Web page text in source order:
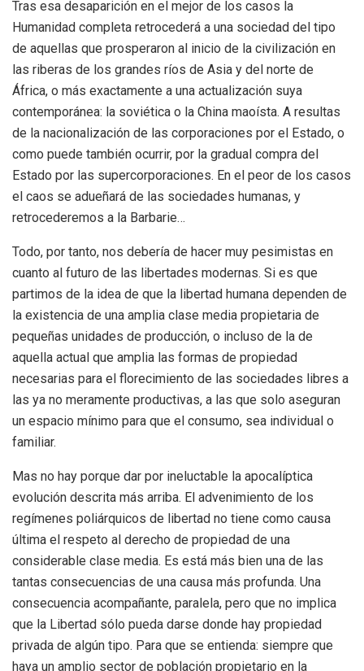
Tras esa desaparición en el mejor de los casos la
Humanidad completa retrocederá a una sociedad del tipo
de aquellas que prosperaron al inicio de la civilización en
las riberas de los grandes ríos de Asia y del norte de
África, o más exactamente a una actualización suya
contemporánea: la soviética o la China maoísta. A resultas
de la nacionalización de las corporaciones por el Estado, o
como puede también ocurrir, por la gradual compra del
Estado por las supercorporaciones. En el peor de los casos
el caos se adueñará de las sociedades humanas, y
retrocederemos a la Barbarie…
Todo, por tanto, nos debería de hacer muy pesimistas en
cuanto al futuro de las libertades modernas. Si es que
partimos de la idea de que la libertad humana dependen de
la existencia de una amplia clase media propietaria de
pequeñas unidades de producción, o incluso de la de
aquella actual que amplia las formas de propiedad
necesarias para el florecimiento de las sociedades libres a
las ya no meramente productivas, a las que solo aseguran
un espacio mínimo para que el consumo, sea individual o
familiar.
Mas no hay porque dar por ineluctable la apocalíptica
evolución descrita más arriba. El advenimiento de los
regímenes poliárquicos de libertad no tiene como causa
última el respeto al derecho de propiedad de una
considerable clase media. Es está más bien una de las
tantas consecuencias de una causa más profunda. Una
consecuencia acompañante, paralela, pero que no implica
que la Libertad sólo pueda darse donde hay propiedad
privada de algún tipo. Para que se entienda: siempre que
haya un amplio sector de población propietario en la